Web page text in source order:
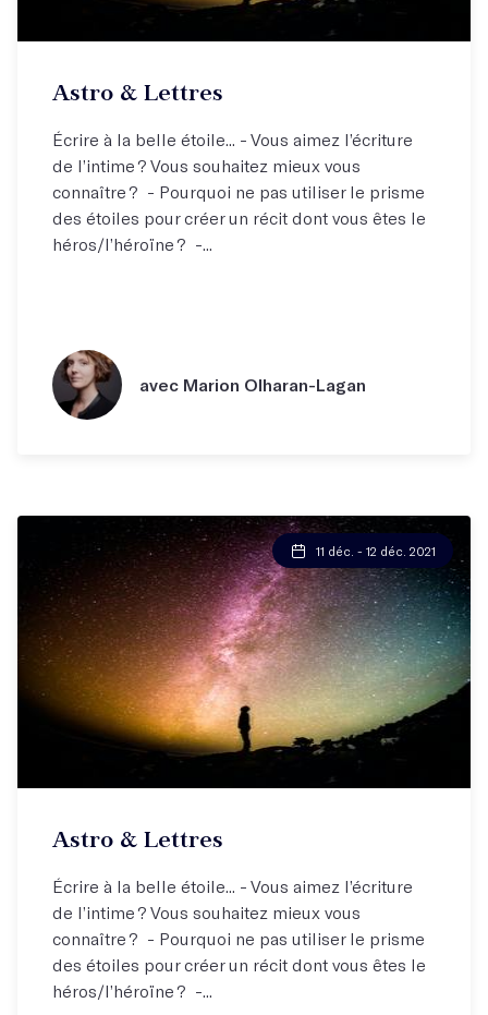
Astro & Lettres
Écrire à la belle étoile... - Vous aimez l’écriture
de l’intime ? Vous souhaitez mieux vous
connaître ? - Pourquoi ne pas utiliser le prisme
des étoiles pour créer un récit dont vous êtes le
héros/l’héroïne ? -...
avec Marion Olharan-Lagan
11 déc. - 12 déc. 2021
Astro & Lettres
Écrire à la belle étoile... - Vous aimez l’écriture
de l’intime ? Vous souhaitez mieux vous
connaître ? - Pourquoi ne pas utiliser le prisme
des étoiles pour créer un récit dont vous êtes le
héros/l’héroïne ? -...